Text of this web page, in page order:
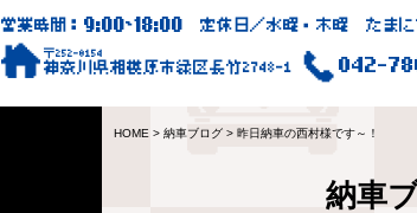
営業時間：9:00~18:00 定休日／水曜・木曜 たまに
〒252-0154
神奈川県相模原市緑区長竹2748-1 042-
HOME > 納車ブログ > 昨日納車の西村様です～！
納車